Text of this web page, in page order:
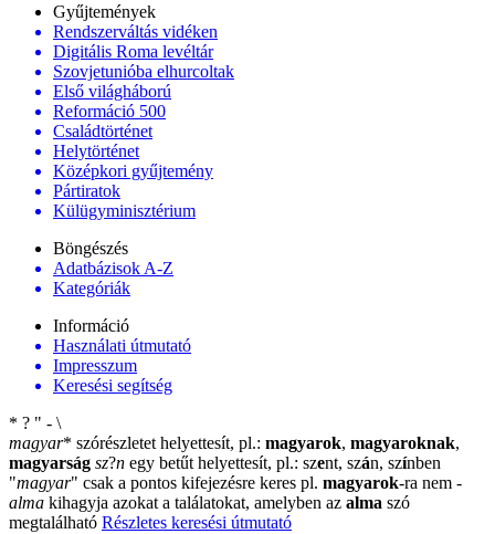
Gyűjtemények
Rendszerváltás vidéken
Digitális Roma levéltár
Szovjetunióba elhurcoltak
Első világháború
Reformáció 500
Családtörténet
Helytörténet
Középkori gyűjtemény
Pártiratok
Külügyminisztérium
Böngészés
Adatbázisok A-Z
Kategóriák
Információ
Használati útmutató
Impresszum
Keresési segítség
* ? " - \
magyar* szórészletet helyettesít, pl.: magyarok, magyaroknak,
magyarság sz?n egy betűt helyettesít, pl.: szent, szán, színben
"magyar" csak a pontos kifejezésre keres pl. magyarok-ra nem -
alma kihagyja azokat a találatokat, amelyben az alma szó
megtalálható Részletes keresési útmutató